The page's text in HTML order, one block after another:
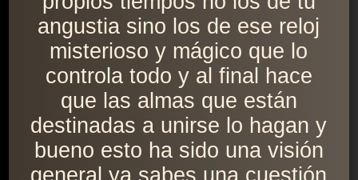
angustia sino los de ese reloj
misterioso y mágico que lo
controla todo y al final hace
que las almas que están
destinadas a unirse lo hagan y
bueno esto ha sido una visión